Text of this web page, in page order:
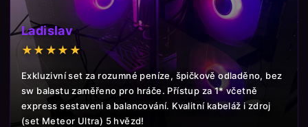
Ladislav
★★★★★
Exkluzivní set za rozumné peníze, špičkově odladěno, bez
sw balastu zaměřeno pro hráče. Přístup za 1* včetně
express sestaveni a balancování. Kvalitní kabeláž i zdroj
(set Meteor Ultra) 5 hvězd!